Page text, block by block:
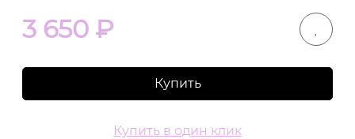
3 650 ₽
Купить
Купить в один клик